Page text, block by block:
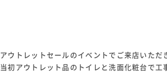
アウトレットセールのイベントでご来店いただ
当初アウトレット品のトイレと洗面化粧台で